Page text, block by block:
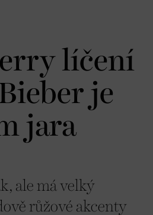
líčení
je
jara
ale má velký
růžové akcenty